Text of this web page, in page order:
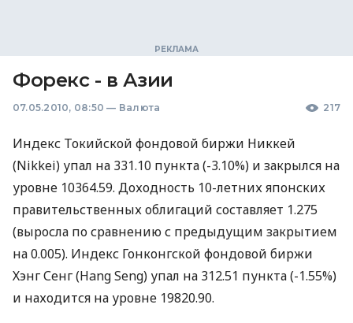
Форекс - в Азии
07.05.2010, 08:50 — Валюта 217
Индекс Токийской фондовой биржи Никкей
(Nikkei) упал на 331.10 пункта (-3.10%) и закрылся на
уровне 10364.59. Доходность 10-летних японских
правительственных облигаций составляет 1.275
(выросла по сравнению с предыдущим закрытием
на 0.005). Индекс Гонконгской фондовой биржи
Хэнг Сенг (Hang Seng) упал на 312.51 пункта (-1.55%)
и находится на уровне 19820.90.